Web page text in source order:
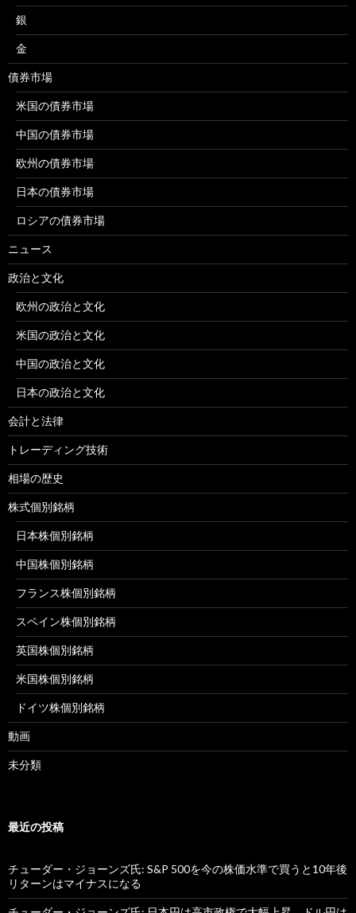
銀
金
債券市場
米国の債券市場
中国の債券市場
欧州の債券市場
日本の債券市場
ロシアの債券市場
ニュース
政治と文化
欧州の政治と文化
米国の政治と文化
中国の政治と文化
日本の政治と文化
会計と法律
トレーディング技術
相場の歴史
株式個別銘柄
日本株個別銘柄
中国株個別銘柄
フランス株個別銘柄
スペイン株個別銘柄
英国株個別銘柄
米国株個別銘柄
ドイツ株個別銘柄
動画
未分類
最近の投稿
チューダー・ジョーンズ氏: S&P 500を今の株価水準で買うと10年後
リターンはマイナスになる